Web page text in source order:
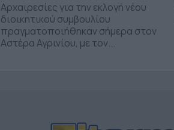
Αρχαιρεσίες για την εκλογή νέου
διοικητικού συμβουλίου
πραγματοποιήθηκαν σήμερα στον
Αστέρα Αγρινίου, με τον...